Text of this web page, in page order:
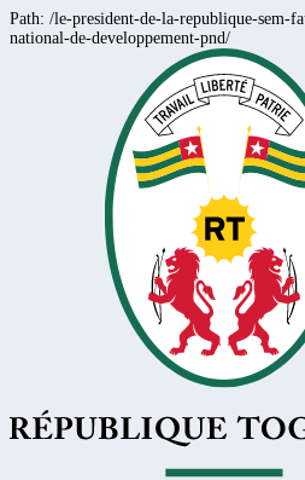
Path: /le-president-de-la-republique-sem-
national-de-developpement-pnd/